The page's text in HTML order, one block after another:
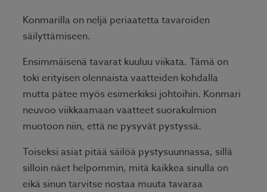
Konmarilla on neljä periaatetta tavaroiden
säilyttämiseen.
Ensimmäisenä tavarat kuuluu viikata. Tämä on
toki erityisen olennaista vaatteiden kohdalla
mutta pätee myös esimerkiksi johtoihin. Konmari
neuvoo viikkaamaan vaatteet suorakulmion
muotoon niin, että ne pysyvät pystyssä.
Toiseksi asiat pitää säilöä pystysuunnassa, sillä
silloin näet helpommin, mitä kaikkea sinulla on
eikä sinun tarvitse nostaa muuta tavaraa